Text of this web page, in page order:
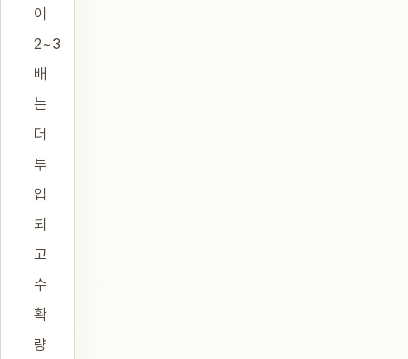
이
2~3
배
는
더
투
입
되
고
수
확
량